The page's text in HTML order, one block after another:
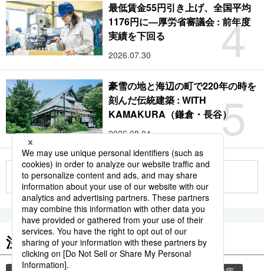
4
最低賃金55円引き上げ、全国平均
1176円に―厚労省審議会 : 前年度
実績を下回る
2026.07.30
5
豪雪の地と海辺の町で220年の時を
刻んだ伝統建築 : WITH
KAMAKURA（鎌倉・長谷）
2026.08.04
もっと見る
注目のキーワード